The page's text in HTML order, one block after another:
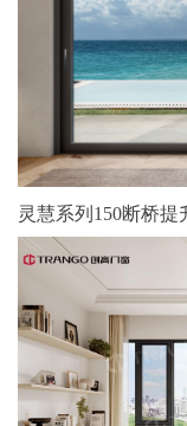
灵慧系列150断桥